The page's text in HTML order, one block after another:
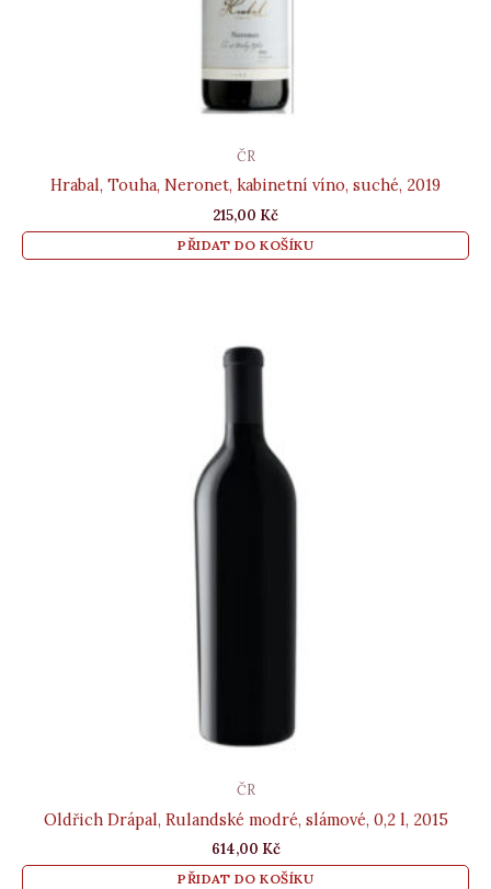
ČR
Hrabal, Touha, Neronet, kabinetní víno, suché, 2019
215,00 Kč
PŘIDAT DO KOŠÍKU
ČR
Oldřich Drápal, Rulandské modré, slámové, 0,2 l, 2015
614,00 Kč
PŘIDAT DO KOŠÍKU